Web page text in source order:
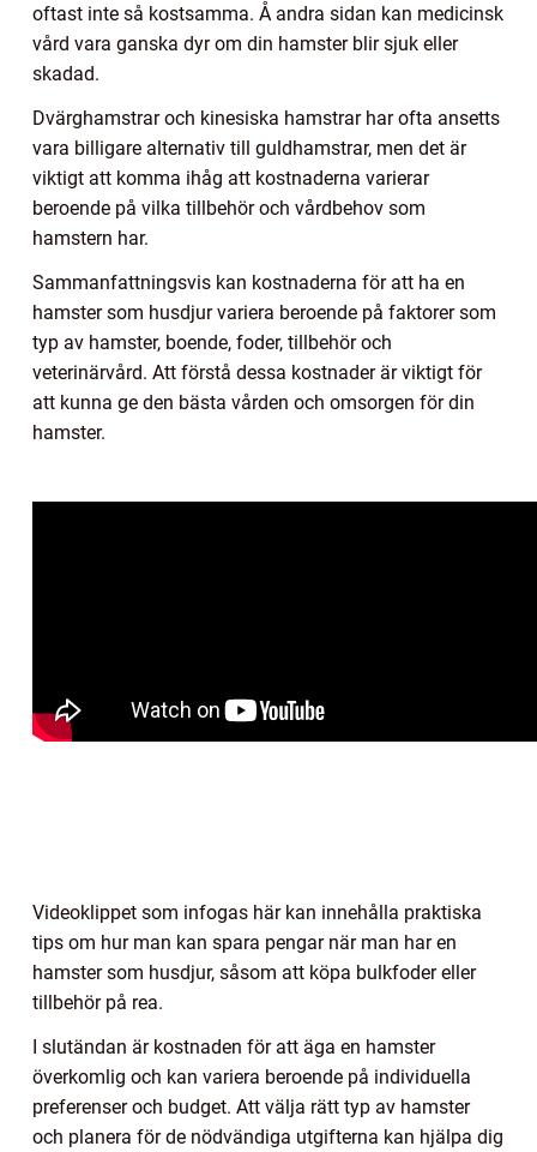
oftast inte så kostsamma. Å andra sidan kan medicinsk
vård vara ganska dyr om din hamster blir sjuk eller
skadad.
Dvärghamstrar och kinesiska hamstrar har ofta ansetts
vara billigare alternativ till guldhamstrar, men det är
viktigt att komma ihåg att kostnaderna varierar
beroende på vilka tillbehör och vårdbehov som
hamstern har.
Sammanfattningsvis kan kostnaderna för att ha en
hamster som husdjur variera beroende på faktorer som
typ av hamster, boende, foder, tillbehör och
veterinärvård. Att förstå dessa kostnader är viktigt för
att kunna ge den bästa vården och omsorgen för din
hamster.
Videoklippet som infogas här kan innehålla praktiska
tips om hur man kan spara pengar när man har en
hamster som husdjur, såsom att köpa bulkfoder eller
tillbehör på rea.
I slutändan är kostnaden för att äga en hamster
överkomlig och kan variera beroende på individuella
preferenser och budget. Att välja rätt typ av hamster
och planera för de nödvändiga utgifterna kan hjälpa dig